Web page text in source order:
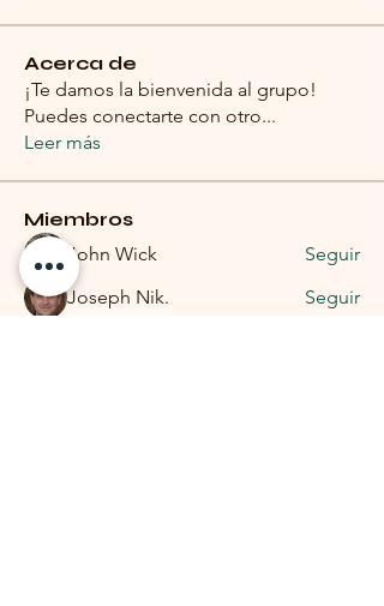
Acerca de
¡Te damos la bienvenida al grupo!
Puedes conectarte con otro...
Leer más
Miembros
John Wick
Seguir
Joseph Nik.
Seguir